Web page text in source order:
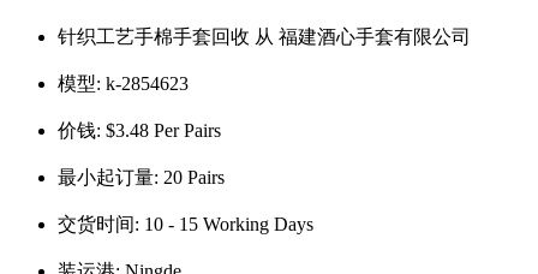
针织工艺手棉手套回收 从 福建酒心手套有限公司
模型: k-2854623
价钱: $3.48 Per Pairs
最小起订量: 20 Pairs
交货时间: 10 - 15 Working Days